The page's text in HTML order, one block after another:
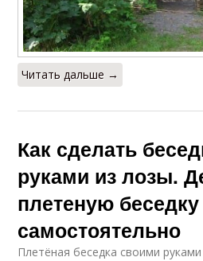
Читать дальше →
Как сделать
руками из лозы.
плетеную беседку
самостоятельно
Плетёная беседка своими